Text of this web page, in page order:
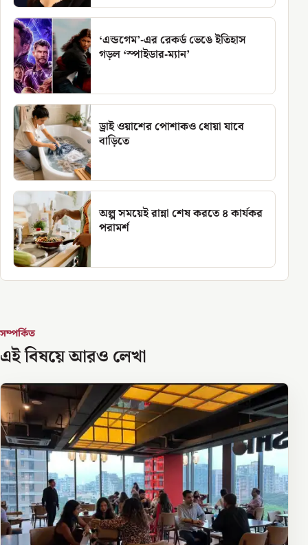
‘এন্ডগেম’-এর রেকর্ড ভেঙে ইতিহাস
গড়ল ‘স্পাইডার-ম্যান’
ড্রাই ওয়াশের পোশাকও ধোয়া যাবে
বাড়িতে
অল্প সময়েই রান্না শেষ করতে ৪ কার্যকর
পরামর্শ
সম্পর্কিত
এই বিষয়ে আরও লেখা